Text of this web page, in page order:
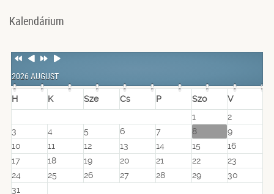
Kalendárium
Previous
Previous
NextNext
2026 AUGUST
H K Sze Cs P Szo
V
1
2
3
4 5 6 7 8
9
10
11 12 13 14 15
16
17
18 19 20 21 22
23
24
25 26 27 28 29
30
31